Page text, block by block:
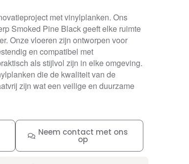
met vinylplanken. Ons
Smoked Pine Black geeft elke ruimte
Onze vloeren zijn ontworpen voor
en compatibel met
als stijlvol zijn in elke omgeving.
die de kwaliteit van de
zijn wat een veilige en duurzame
Neem contact met ons
op